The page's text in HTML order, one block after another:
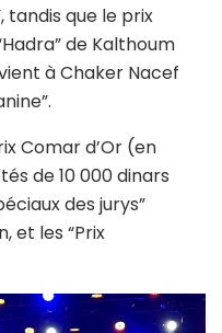
tandis que le prix
de Kalthoum
à Chaker Nacef
Comar d’Or (en
de 10 000 dinars
des jurys”
et les “Prix